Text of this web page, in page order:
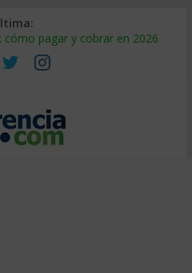
cómo pagar y cobrar en 2026
por qué sale tan caro
cómo auditarla a tiempo
de suministro: qué hacer
cómo segmentarlo y venderle